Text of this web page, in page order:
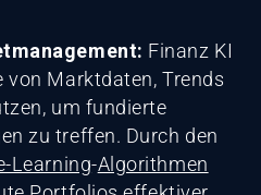
Finanz KI
von Marktdaten, Trends
um fundierte
zu treffen. Durch den
Learning-Algorithmen